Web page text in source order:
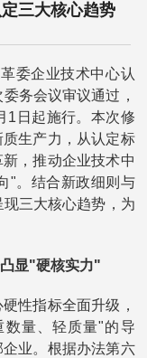
三大核心趋势
委企业技术中心认
务会议审议通过，
1日起施行。本次修
生产力，从认定标
，推动企业技术中
"。结合新政细则与
三大核心趋势，为
显"硬核实力"
性指标全面升级，
量、轻质量"的导
业。根据办法第六